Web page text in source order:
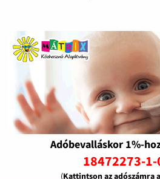
Adóbevalláskor 1%-
18472273-
(Kattintson az adószámra